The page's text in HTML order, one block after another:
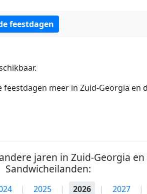
feestdagen
meer in Zuid-Georgia en
jaren in Zuid-Georgia
Sandwicheilanden:
| 2025 | 2026 | 2027 |